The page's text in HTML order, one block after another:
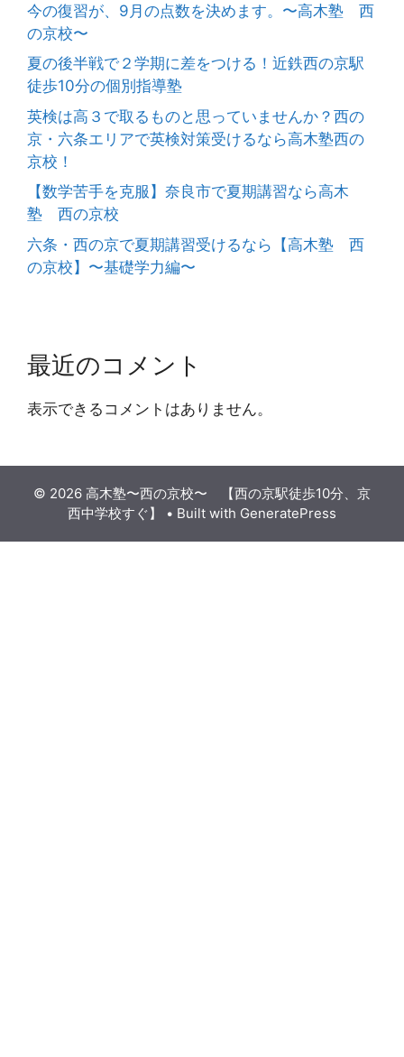
今の復習が、9月の点数を決めます。〜高木塾 西
の京校〜
夏の後半戦で２学期に差をつける！近鉄西の京駅
徒歩10分の個別指導塾
英検は高３で取るものと思っていませんか？西の
京・六条エリアで英検対策受けるなら高木塾西の
京校！
【数学苦手を克服】奈良市で夏期講習なら高木
塾 西の京校
六条・西の京で夏期講習受けるなら【高木塾 西
の京校】〜基礎学力編〜
最近のコメント
表示できるコメントはありません。
© 2026 高木塾〜西の京校〜 【西の京駅徒歩10分、京
西中学校すぐ】
• Built with GeneratePress